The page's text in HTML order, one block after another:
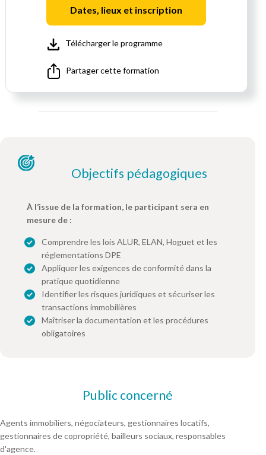
Dates, lieux et inscription
Télécharger le programme
Partager cette formation
Objectifs pédagogiques
À l’issue de la formation, le participant sera en
mesure de :
Comprendre les lois ALUR, ELAN, Hoguet et les
réglementations DPE
Appliquer les exigences de conformité dans la
pratique quotidienne
Identifier les risques juridiques et sécuriser les
transactions immobilières
Maîtriser la documentation et les procédures
obligatoires
Public concerné
Agents immobiliers, négociateurs, gestionnaires locatifs,
gestionnaires de copropriété, bailleurs sociaux, responsables
d'agence.